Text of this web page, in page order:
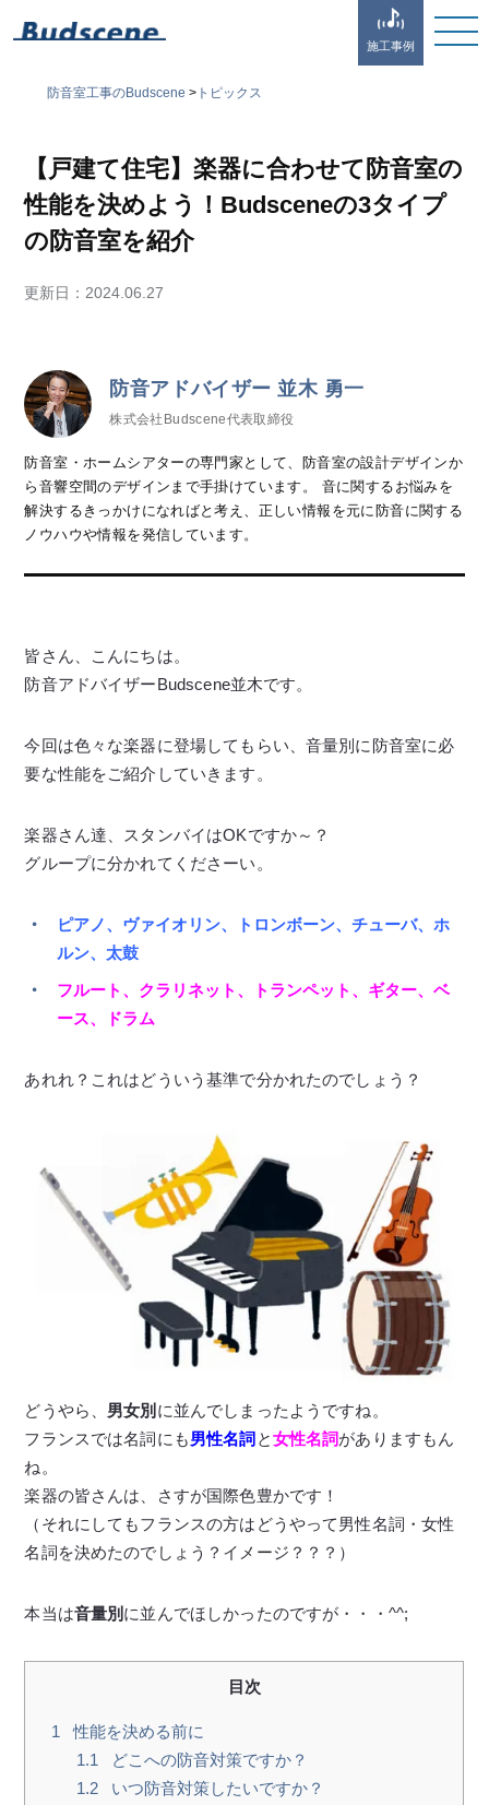
施工事例
防音室工事のBudscene >トピックス
【戸建て住宅】楽器に合わせて防音室の
性能を決めよう！Budsceneの3タイプ
の防音室を紹介
更新日： 2024.06.27
防音アドバイザー 並木 勇一
株式会社Budscene代表取締役
防音室・ホームシアターの専門家として、防音室の設計デザインか
ら音響空間のデザインまで手掛けています。 音に関するお悩みを
解決するきっかけになればと考え、正しい情報を元に防音に関する
ノウハウや情報を発信しています。
皆さん、こんにちは。
防音アドバイザーBudscene並木です。
今回は色々な楽器に登場してもらい、音量別に防音室に必
要な性能をご紹介していきます。
楽器さん達、スタンバイはOKですか～？
グループに分かれてくださーい。
ピアノ、ヴァイオリン、トロンボーン、チューバ、ホ
ルン、太鼓
フルート、クラリネット、トランペット、ギター、ベ
ース、ドラム
あれれ？これはどういう基準で分かれたのでしょう？
どうやら、 男女別 に並んでしまったようですね。
フランスでは名詞にも男性名詞 と女性名詞がありますもん
ね。
楽器の皆さんは、さすが国際色豊かです！
（それにしてもフランスの方はどうやって男性名詞・女性
名詞を決めたのでしょう？イメージ？？？）
本当は音量別 に並んでほしかったのですが・・・^^;
目次
1
性能を決める前に
1.1
どこへの防音対策ですか？
1.2
いつ防音対策したいですか？